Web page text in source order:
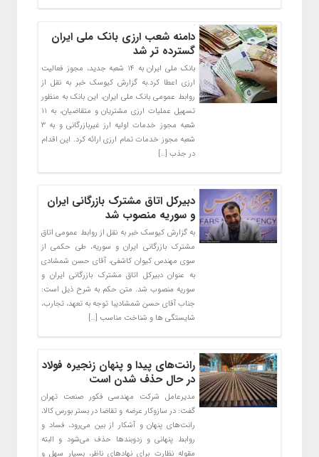
دامنه شعب ارزی بانک ملی ایران
گسترده تر شد
بانک ملی ایران به ۱۴ شعبه جدید، مجوز فعالیت
ارزی اعطا کرد.به گزارش کیوسک خبر به نقل از
روابط عمومی بانک ملی ایران، این بانک به منظور
تسهیل عملیات ارزی مشتریان و متقاضیان، به ۱۱
شعبه مجوز خدمات اولیه ارز غیربازرگانی و به ۳
شعبه مجوز خدمات تمام ارزی ارائه کرد. این اقدام
در جذب […]
دبیرکل اتاق مشترک بازرگانی ایران
و سوریه منصوب شد
به گزارش کیوسک خبر به نقل از روابط عمومی اتاق
مشترک بازرگانی ایران و سوریه، طی حکمی از
سوی مهندس کیوان کاشفی، آقای حسن شمشادی
به عنوان دبیرکل اتاق مشترک بازرگانی ایران و
سوریه منصوب شد. متن حکم به شرح ذیل است:
جناب آقای حسن شمشادیبا توجه به تعهد، تجارب،
شایستگی ها و شناخت مناسب […]
رانت‌های پیدا و پنهان زنجیره فولاد
در حال حذف شدن است
مدیرعامل شرکت مهندسی فکور صنعت تهران
گفت: در سازوکار عرضه و تقاضا در بستر بورس کالا،
رانت‌های پنهان و آشکار از بین می‌رود، فساد و
روابط پنهانی و زدو‌بندها حذف می‌شود و البته
مقوله نظارت برای نهادهای ناظر، بسیار سهل و